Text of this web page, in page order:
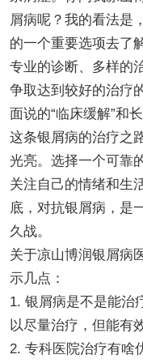
屑病呢？我的看法是
的一个重要选项去了
专业的诊断、多样的
争取达到较好的治疗
面说的“临床缓解”和长
这条银屑病的治疗之
光亮。选择一个可靠
关注自己的情绪和生
底，对抗银屑病，是
久战。
关于凉山博润银屑病
示几点：
1. 银屑病是不是能治
以尽量治疗，但能有
2. 专科医院治疗有啥